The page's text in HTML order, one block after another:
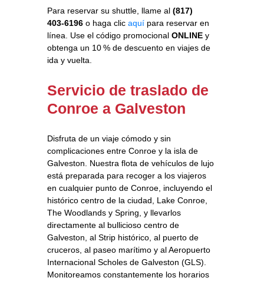
Para reservar su shuttle, llame al (817)
403‑6196 o haga clic aquí para reservar en
línea. Use el código promocional ONLINE y
obtenga un 10 % de descuento en viajes de
ida y vuelta.
Servicio de traslado de
Conroe a Galveston
Disfruta de un viaje cómodo y sin
complicaciones entre Conroe y la isla de
Galveston. Nuestra flota de vehículos de lujo
está preparada para recoger a los viajeros
en cualquier punto de Conroe, incluyendo el
histórico centro de la ciudad, Lake Conroe,
The Woodlands y Spring, y llevarlos
directamente al bullicioso centro de
Galveston, al Strip histórico, al puerto de
cruceros, al paseo marítimo y al Aeropuerto
Internacional Scholes de Galveston (GLS).
Monitoreamos constantemente los horarios